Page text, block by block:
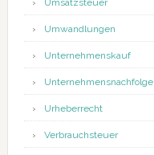
Umsatzsteuer
Umwandlungen
Unternehmenskauf
Unternehmensnachfolge
Urheberrecht
Verbrauchsteuer